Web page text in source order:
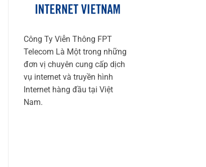
Công Ty Viễn Thông FPT
Telecom Là Một trong những
đơn vị chuyên cung cấp dịch
vụ internet và truyền hình
Internet hàng đầu tại Việt
Nam.